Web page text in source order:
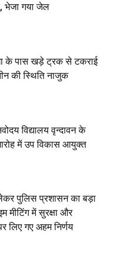
दुकानों का एसडीपीओ और
2026
की भाई की हत्या, शव
2026
विश्वास के, मीडिया संवाद में
भेजा गया जेल
के पास खड़े ट्रक से टकराई
की स्थिति नाजुक
विद्यालय वृन्दावन के
में उप विकास आयुक्त
पुलिस प्रशासन का बड़ा
मीटिंग में सुरक्षा और
लिए गए अहम निर्णय